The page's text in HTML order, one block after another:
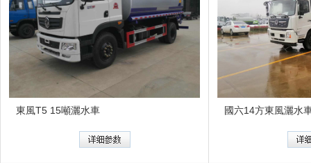
東風T5 15噸灑水車 國六14方東風灑水